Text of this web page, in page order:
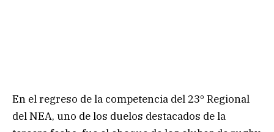
En el regreso de la competencia del 23º Regional
del NEA, uno de los duelos destacados de la